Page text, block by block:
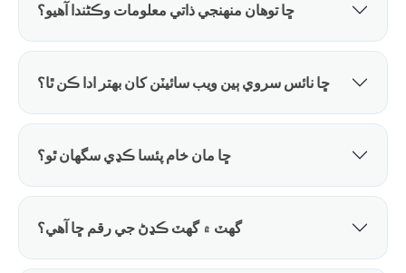
ڇا توهان منهنجي ذاتي معلومات وڪڻندا آهيو؟
ڇا نائس سروي ٻين ويب سائيٽن کان بهتر ادا ڪن ٿا؟
ڇا مان خام پئسا ڪڍي سگهان ٿو؟
گهٽ ۾ گهٽ ڪڍڻ جي رقم ڇا آهي؟